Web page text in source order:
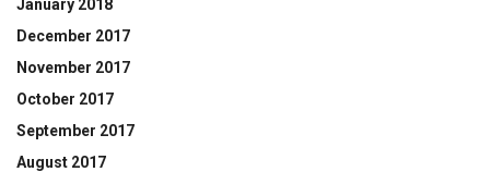
January 2018
December 2017
November 2017
October 2017
September 2017
August 2017